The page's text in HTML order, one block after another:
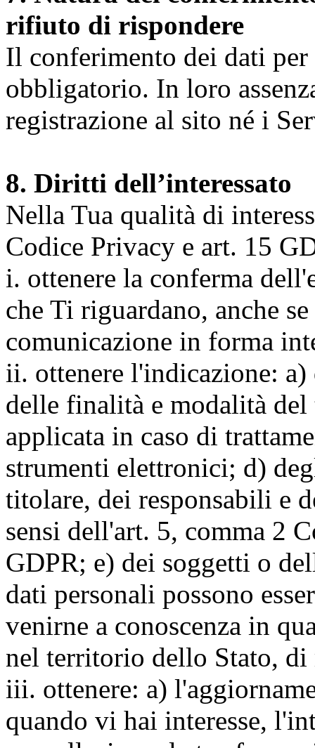
rifiuto di rispondere
Il conferimento dei dati
obbligatorio. In loro
registrazione al sito né i
8. Diritti dell’interessato
Nella Tua qualità di
Codice Privacy e art. 15
i. ottenere la conferma
che Ti riguardano, anche
comunicazione in forma
ii. ottenere l'indicazione:
delle finalità e modalità
applicata in caso di
strumenti elettronici; d)
titolare, dei responsabili e
sensi dell'art. 5, comma 2
GDPR; e) dei soggetti o
dati personali possono
venirne a conoscenza in
nel territorio dello Stato,
iii. ottenere: a)
quando vi hai interesse,